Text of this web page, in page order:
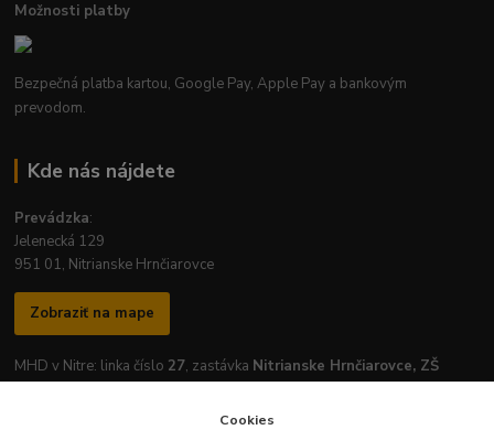
Možnosti platby
Bezpečná platba kartou, Google Pay, Apple Pay a bankovým
prevodom.
Kde nás nájdete
Prevádzka:
Jelenecká 129
951 01, Nitrianske Hrnčiarovce
Zobraziť na mape
MHD v Nitre: linka číslo 27, zastávka Nitrianske Hrnčiarovce, ZŠ
Cookies